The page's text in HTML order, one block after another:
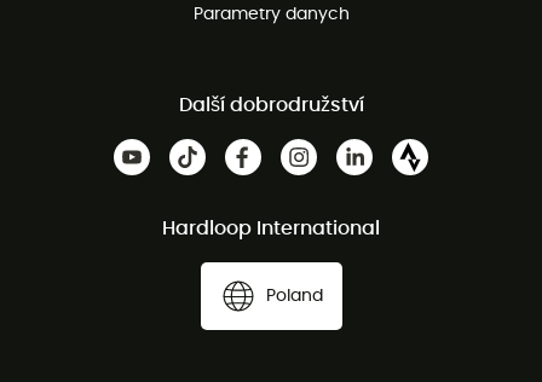
Parametry danych
Další dobrodružství
Hardloop International
Poland